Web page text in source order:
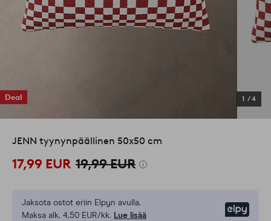
Deal 1 /4
JENN tyynynpäällinen 50x50 cm
17,99 EUR 19,99 EUR
Jaksota ostot eriin Elpyn avulla.
Maksa alk. 4,50 EUR/kk. Lue lisää